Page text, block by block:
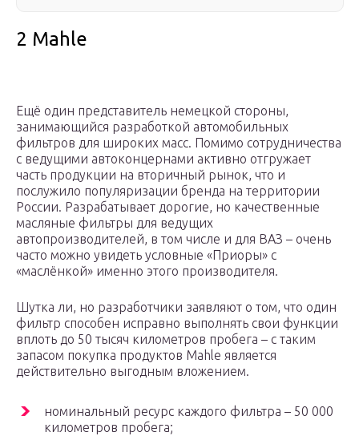
2 Mahle
Ещё один представитель немецкой стороны,
занимающийся разработкой автомобильных
фильтров для широких масс. Помимо сотрудничества
с ведущими автоконцернами активно отгружает
часть продукции на вторичный рынок, что и
послужило популяризации бренда на территории
России. Разрабатывает дорогие, но качественные
масляные фильтры для ведущих
автопроизводителей, в том числе и для ВАЗ – очень
часто можно увидеть условные «Приоры» с
«маслёнкой» именно этого производителя.
Шутка ли, но разработчики заявляют о том, что один
фильтр способен исправно выполнять свои функции
вплоть до 50 тысяч километров пробега – с таким
запасом покупка продуктов Mahle является
действительно выгодным вложением.
номинальный ресурс каждого фильтра – 50 000
километров пробега;